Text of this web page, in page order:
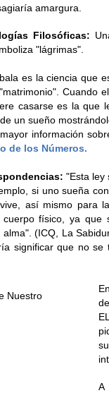
amargura.
Filosóficas:
"lágrimas".
es la ciencia que
atrimonio". Cuando
casarse es la que
un sueño
información
de los Números.
"Esta ley
si uno sueña
así mismo para
cuerpo físico, ya
(ICQ, La
significar que no
A